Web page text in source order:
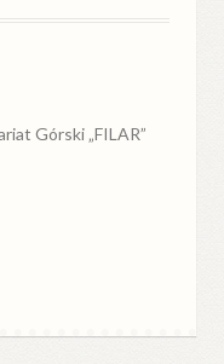
Górski „FILAR”